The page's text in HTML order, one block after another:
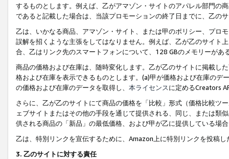
するものとします。例えば、乙がアマゾン・サイトのアパレル部門の
であると記載した場合は、当該プロモーションの終了日までに、乙の
乙は、いかなる商品、アマゾン・サイト、または甲のポリシー、プロ
誤解を招くような主張をしてはなりません。例えば、乙が乙のサイト
合、乙はリンク先のスマートフォンについて、128 GBのメモリーがあ
商品の価格および在庫は、随時変化します。乙が乙のサイトに掲載し
格および在庫を表示できるものとします。(a)甲が価格および在庫の
の価格および在庫のデータを取得し、 本ライセンスに定めるCreators
さらに、乙が乙のサイトにて商品の価格を「比較」形式（価格比較ツ
ェブサイトまたはその他の手段を通じて提供される、同じ、または類
供される商品の「新品」の最低価格、および甲が乙に提供している場
乙は、特別リンクを宣伝するために、Amazon上に特別リンクを投稿
3. 乙のサイトに対する責任